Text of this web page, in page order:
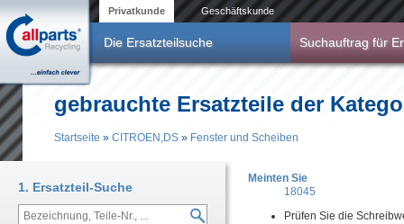
Privatkunde Geschäftskunde
Die Ersatzteilsuche Suchauftrag für
gebrauchte Ersatzteile der
Startseite » CITROEN,DS » Fenster und Scheiben
Meinten Sie
18045
Prüfen Sie die
1. Ersatzteil-Suche